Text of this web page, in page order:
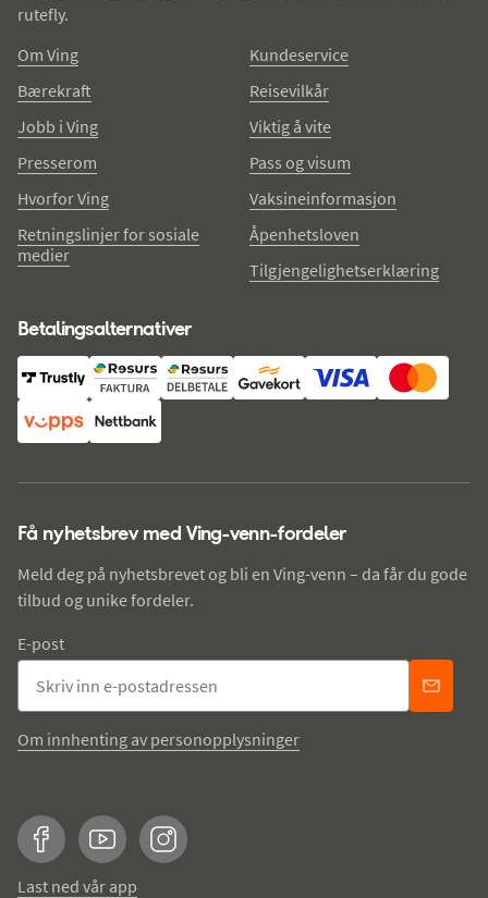
rutefly.
Om Ving
Bærekraft
Jobb i Ving
Presserom
Hvorfor Ving
Retningslinjer for sosiale
medier
Kundeservice
Reisevilkår
Viktig å vite
Pass og visum
Vaksineinformasjon
Åpenhetsloven
Tilgjengelighetserklæring
Betalingsalternativer
Få nyhetsbrev med Ving-venn-fordeler
Meld deg på nyhetsbrevet og bli en Ving-venn – da får du gode
tilbud og unike fordeler.
E-post
Om innhenting av personopplysninger
FacebookYouTubeInstagram
Last ned vår app